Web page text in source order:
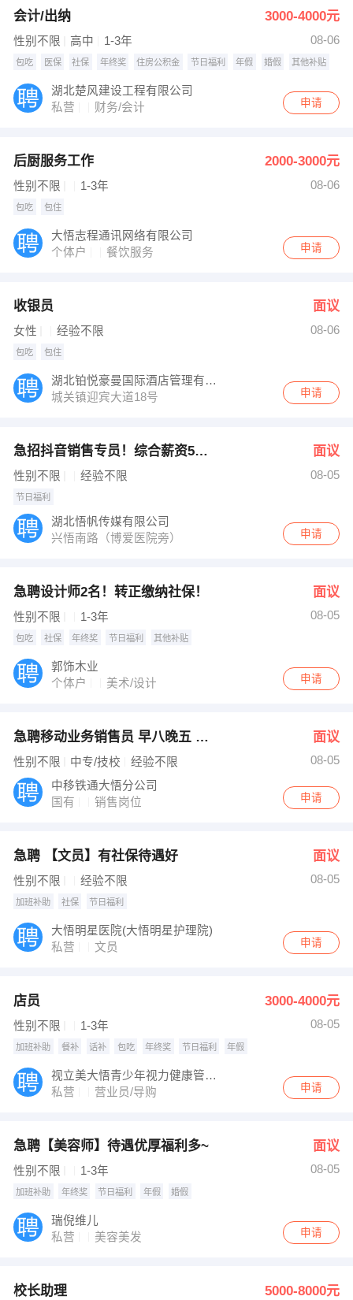
会计/出纳 3000-4000元
性别不限 高中 1-3年 08-06
包吃 医保 社保 年终奖 住房公积金 节日福利 年假 婚假 其他补贴
湖北楚风建设工程有限公司
私营
财务/会计 申请
后厨服务工作 2000-3000元
性别不限 1-3年 08-06
包吃 包住
大悟志程通讯网络有限公司
个体户
餐饮服务 申请
收银员 面议
女性 经验不限 08-06
包吃 包住
湖北铂悦豪曼国际酒店管理有限公司
城关镇迎宾大道18号
申请
急招抖音销售专员！综合薪资5000-12000！ 面议
性别不限 经验不限 08-05
节日福利
湖北悟帆传媒有限公司
兴悟南路（博爱医院旁）
申请
急聘设计师2名！转正缴纳社保！ 面议
性别不限 1-3年 08-05
包吃 社保 年终奖 节日福利 其他补贴
郭饰木业
个体户
美术/设计 申请
急聘移动业务销售员 早八晚五 周末双休 购五险！ 面议
性别不限 中专/技校 经验不限
08-05
中移铁通大悟分公司
国有
销售岗位 申请
急聘 【文员】有社保待遇好 面议
性别不限 经验不限 08-05
加班补助 社保 节日福利
大悟明星医院(大悟明星护理院)
私营
文员 申请
店员 3000-4000元
性别不限 1-3年 08-05
加班补助 餐补 话补 包吃 年终奖 节日福利 年假
视立美大悟青少年视力健康管理机构
私营
营业员/导购 申请
急聘【美容师】待遇优厚福利多~ 面议
性别不限 1-3年 08-05
加班补助 年终奖 节日福利 年假 婚假
瑞倪维儿
私营
美容美发 申请
校长助理 5000-8000元